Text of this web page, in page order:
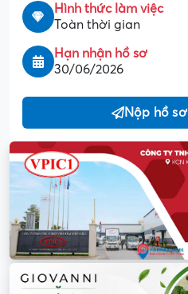
Hình thức làm việc
Toàn thời gian
Hạn nhận hồ sơ
30/06/2026
Nộp hồ sơ